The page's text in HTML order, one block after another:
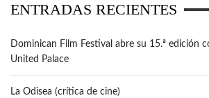
ENTRADAS RECIENTES
Dominican Film Festival abre su 15.ª edición
United Palace
La Odisea (crítica de cine)